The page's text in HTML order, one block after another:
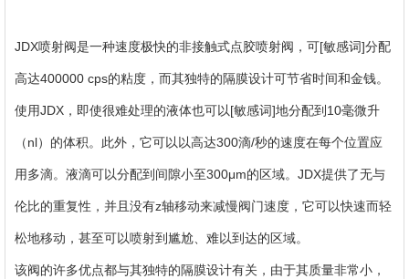
JDX喷射阀是一种速度极快的非接触式点胶喷射阀，可[敏感词]分配
高达400000 cps的粘度，而其独特的隔膜设计可节省时间和金钱。
使用JDX，即使很难处理的液体也可以[敏感词]地分配到10毫微升
（nl）的体积。此外，它可以以高达300滴/秒的速度在每个位置应
用多滴。液滴可以分配到间隙小至300μm的区域。JDX提供了无与
伦比的重复性，并且没有z轴移动来减慢阀门速度，它可以快速而轻
松地移动，甚至可以喷射到尴尬、难以到达的区域。
该阀的许多优点都与其独特的隔膜设计有关，由于其质量非常小，